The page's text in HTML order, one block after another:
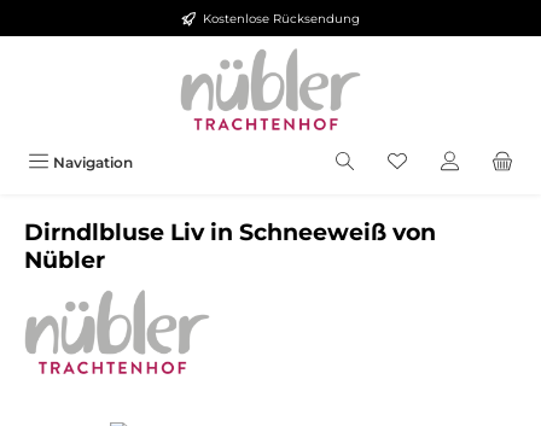
Zum Hauptinhalt springen Kostenlose Rücksendung
Navigation
Dirndlbluse Liv in Schneeweiß von
Nübler